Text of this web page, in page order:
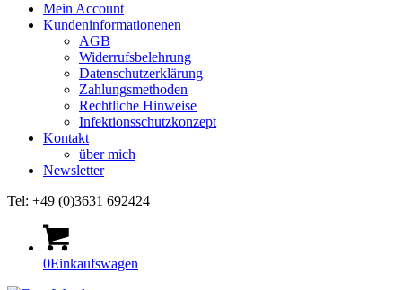
Mein Account
Kundeninformationenen
AGB
Widerrufsbelehrung
Datenschutzerklärung
Zahlungsmethoden
Rechtliche Hinweise
Infektionsschutzkonzept
Kontakt
über mich
Newsletter
Tel: +49 (0)3631 692424
0Einkaufswagen